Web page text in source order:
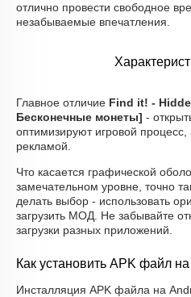
отлично провести свободное
незабываемые впечатления.
Главное отличие Find it! -
Бесконечные монеты] -
оптимизируют игровой
рекламой.
Что касается графической
замечательном уровне, точно
делать выбор - использовать
загрузить МОД. Не забывайте
загрузки разных приложений.
Как установить APK файл
Инсталляция APK файла на